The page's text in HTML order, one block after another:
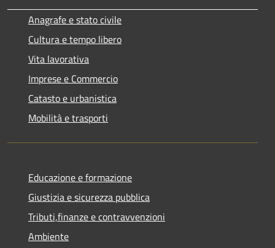
Anagrafe e stato civile
Cultura e tempo libero
Vita lavorativa
Imprese e Commercio
Catasto e urbanistica
Mobilità e trasporti
Educazione e formazione
Giustizia e sicurezza pubblica
Tributi,finanze e contravvenzioni
Ambiente